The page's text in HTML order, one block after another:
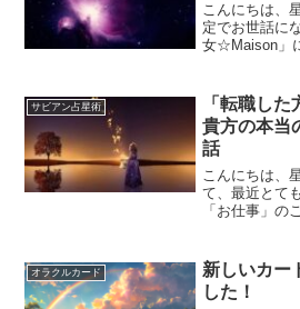
こんにちは、
定でお世話に
女☆Maison」
いてのご相談
なお話です！
サビアン占星術
「転職し
貴方の本当
話
こんにちは、
て、最近とて
「お仕事」の
いった動きは
自然なことと
オラクルカード
新しいカー
した！